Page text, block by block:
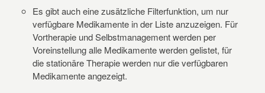
Es gibt auch eine zusätzliche Filterfunktion, um nur
verfügbare Medikamente in der Liste anzuzeigen. Für
Vortherapie und Selbstmanagement werden per
Voreinstellung alle Medikamente werden gelistet, für
die stationäre Therapie werden nur die verfügbaren
Medikamente angezeigt.